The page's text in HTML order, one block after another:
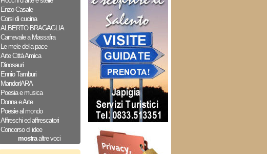
Enzo Casale
Corsi di cucina
ALBERTO BRAGAGLIA
Carnevale a Massafra
Le mele della pace
Arte Città Amica
Dinosauri
Ennio Tamburi
MandorlARA
Poesia e musica
Donna e Arte
Poesie al mondo
Affreschi ed affrescatori
Concorso di idee
mostraaltre voci